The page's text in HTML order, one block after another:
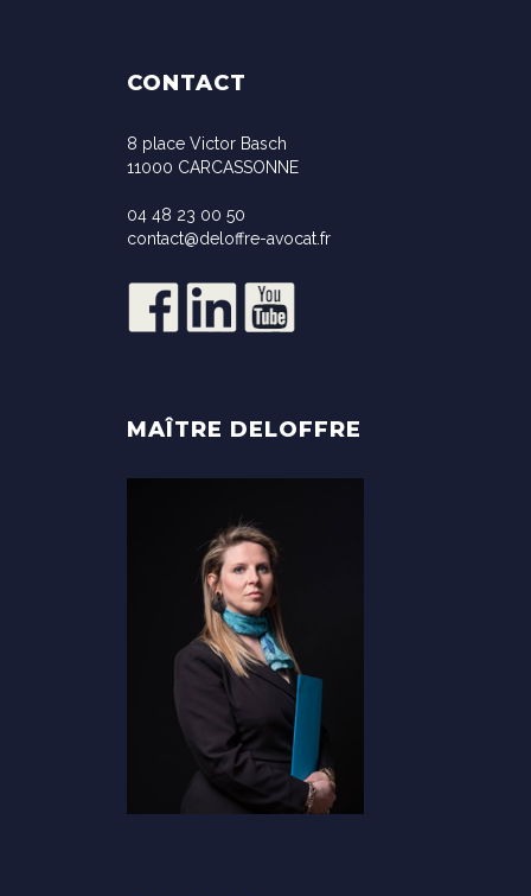
CONTACT
8 place Victor Basch
11000 CARCASSONNE
04 48 23 00 50
contact@deloffre-avocat.fr
MAÎTRE DELOFFRE